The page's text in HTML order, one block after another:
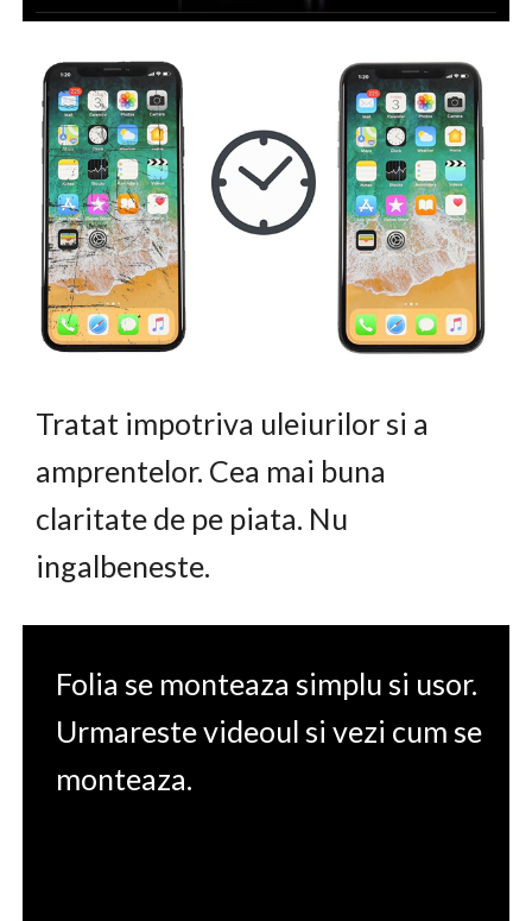
Tratat impotriva uleiurilor si a
amprentelor. Cea mai buna
claritate de pe piata. Nu
ingalbeneste.
Folia se monteaza simplu si usor.
Urmareste videoul si vezi cum se
monteaza.